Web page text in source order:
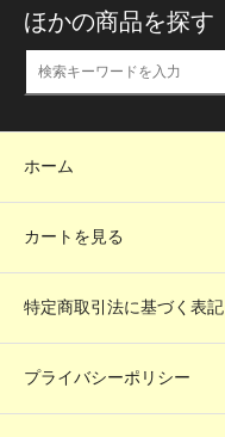
ほかの商品を探す
ホーム
カートを見る
特定商取引法に基づく表記
プライバシーポリシー